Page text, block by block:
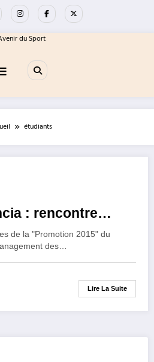
étudiants
Sport et Audencia : rencontre…
de la "Promotion 2015" du
des…
Lire La Suite